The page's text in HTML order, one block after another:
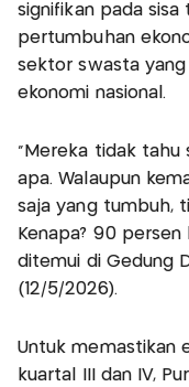
signifikan pada sisa
pertumbuhan
sektor swasta
ekonomi nasional.
"Mereka tidak tahu
apa. Walaupun
saja yang tumbuh,
Kenapa? 90
ditemui di Gedung
(12/5/2026).
Untuk memastikan
kuartal III dan IV,